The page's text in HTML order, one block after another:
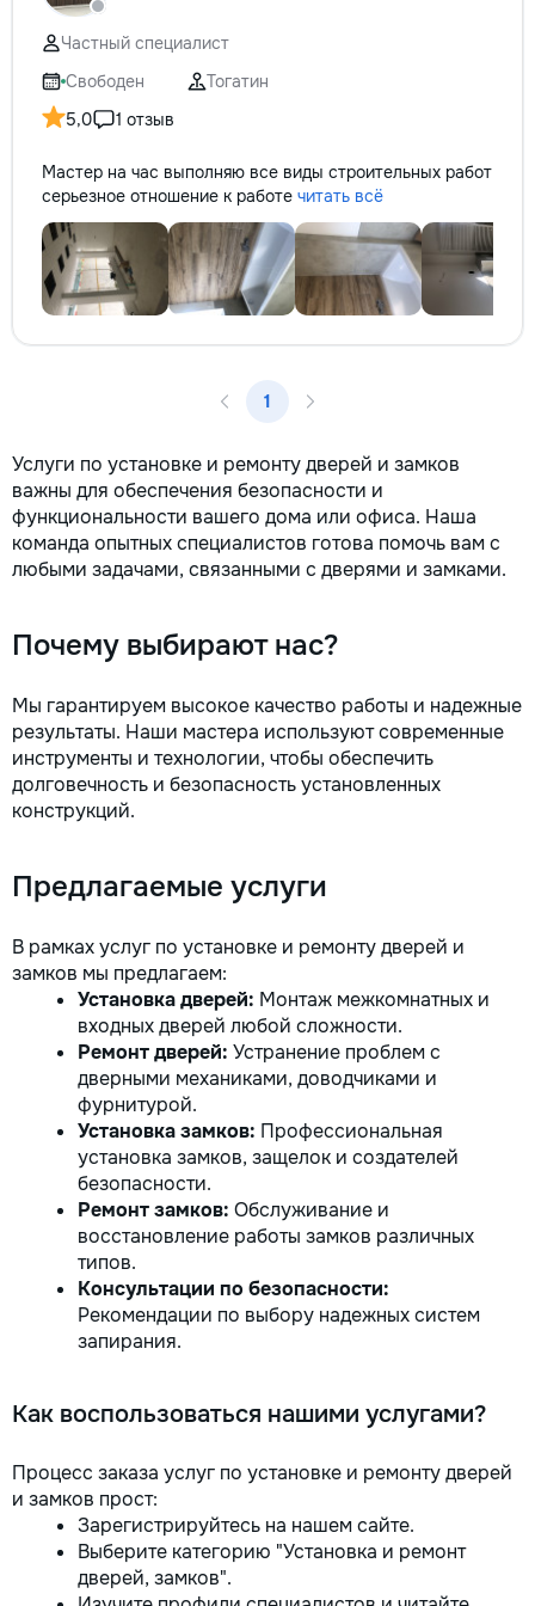
Частный специалист
Свободен
Тогатин
5,0
1 отзыв
Мастер на час выполняю все виды строительных работ
серьезное отношение к работе читать всё
1
Услуги по установке и ремонту дверей и замков
важны для обеспечения безопасности и
функциональности вашего дома или офиса. Наша
команда опытных специалистов готова помочь вам с
любыми задачами, связанными с дверями и замками.
Почему выбирают нас?
Мы гарантируем высокое качество работы и надежные
результаты. Наши мастера используют современные
инструменты и технологии, чтобы обеспечить
долговечность и безопасность установленных
конструкций.
Предлагаемые услуги
В рамках услуг по установке и ремонту дверей и
замков мы предлагаем:
Установка дверей: Монтаж межкомнатных и
входных дверей любой сложности.
Ремонт дверей: Устранение проблем с
дверными механиками, доводчиками и
фурнитурой.
Установка замков: Профессиональная
установка замков, защелок и создателей
безопасности.
Ремонт замков: Обслуживание и
восстановление работы замков различных
типов.
Консультации по безопасности:
Рекомендации по выбору надежных систем
запирания.
Как воспользоваться нашими услугами?
Процесс заказа услуг по установке и ремонту дверей
и замков прост:
Зарегистрируйтесь на нашем сайте.
Выберите категорию "Установка и ремонт
дверей, замков".